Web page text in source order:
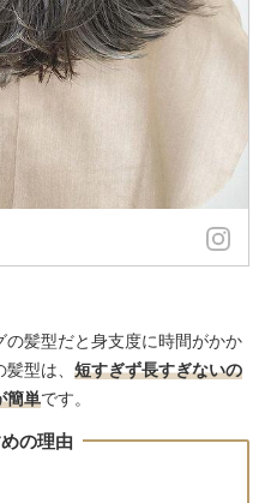
髪型だと身支度に時間がかか
型は、 短すぎず長すぎないの
簡単です。
の理由